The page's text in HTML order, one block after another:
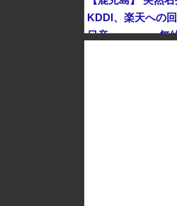
KDDI、楽天への